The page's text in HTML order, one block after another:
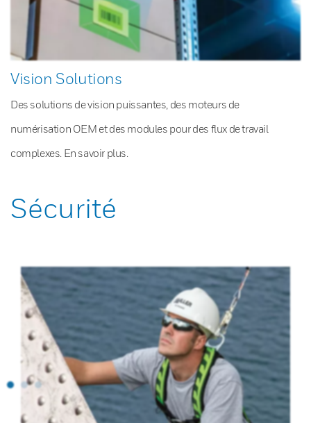
Vision Solutions
Des solutions de vision puissantes, des moteurs de
numérisation OEM et des modules pour des flux de travail
complexes. En savoir plus.
Sécurité